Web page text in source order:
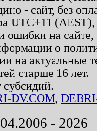
- сайт, без
UTC+11
ошибки на
о
на актуальные
старше 16 лет.
DV.COM,
- 2026